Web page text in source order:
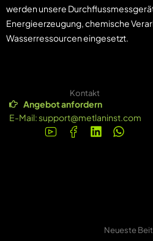
werden unsere
Energieerzeugung, chemische
Wasserressourcen eingesetzt.
Kontakt
Angebot anfordern
E-Mail:support@metlaninst.com
Neueste